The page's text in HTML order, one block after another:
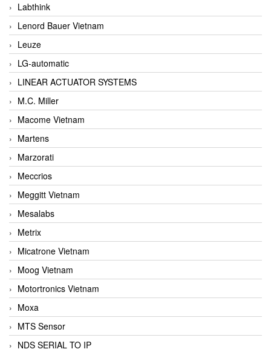
Labthink
Lenord Bauer Vietnam
Leuze
LG-automatic
LINEAR ACTUATOR SYSTEMS
M.C. Miller
Macome Vietnam
Martens
Marzorati
Meccrios
Meggitt Vietnam
Mesalabs
Metrix
Micatrone Vietnam
Moog Vietnam
Motortronics Vietnam
Moxa
MTS Sensor
NDS SERIAL TO IP